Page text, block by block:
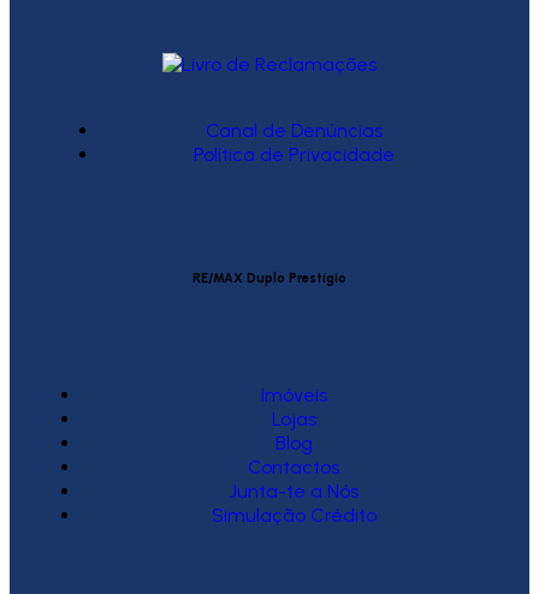
Canal de Denúncias
Política de Privacidade
RE/MAX Duplo Prestígio
Imóveis
Lojas
Blog
Contactos
Junta-te a Nós
Simulação Crédito